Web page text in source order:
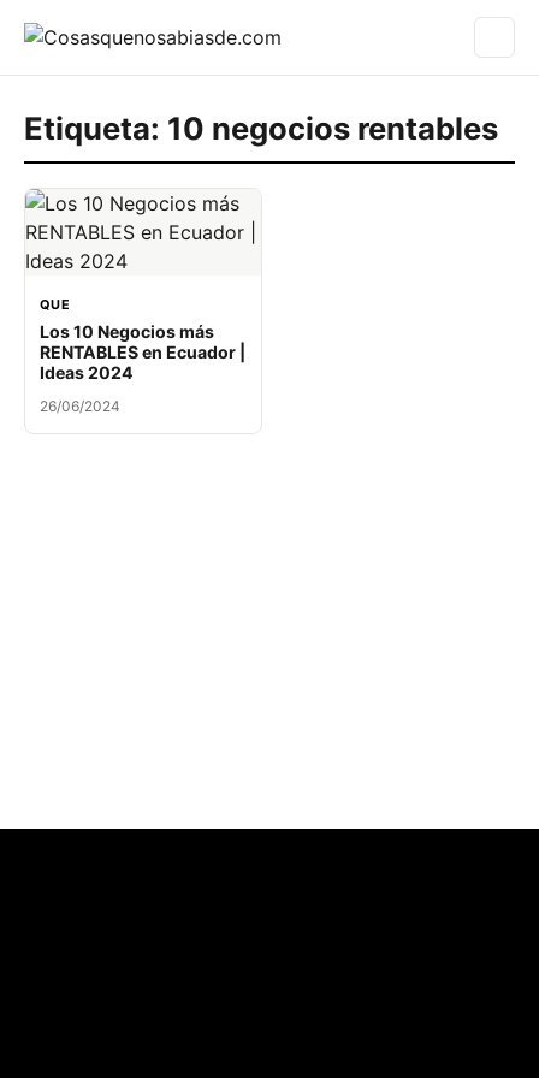
Etiqueta: 10 negocios rentables
QUE
Los 10 Negocios más
RENTABLES en Ecuador |
Ideas 2024
26/06/2024